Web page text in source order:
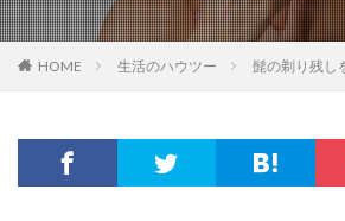
HOME 生活のハウツー 髭の剃り残し